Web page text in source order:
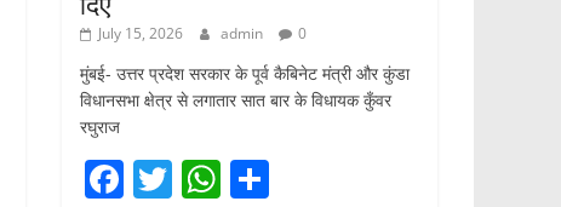
July 15, 2026 admin 0
मुंबई- उत्तर प्रदेश सरकार के पूर्व कैबिनेट मंत्री और कुंडा
विधानसभा क्षेत्र से लगातार सात बार के विधायक कुँवर
रघुराज
F T W